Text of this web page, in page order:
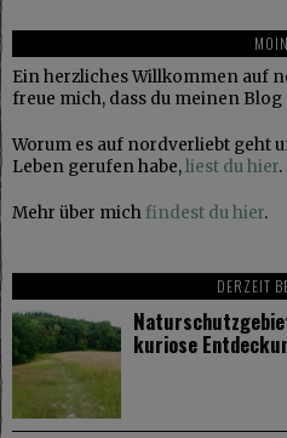
MOIN
Ein herzliches Willkommen auf
freue mich, dass du meinen
Worum es auf nordverliebt geht
Leben gerufen habe,liest du hier.
Mehr über michfindest du hier.
DERZEIT
kuriose